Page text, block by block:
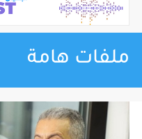
ملفات هامة